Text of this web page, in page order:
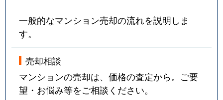
一般的なマンション売却の流れを説明しま
す。
売却相談
マンションの売却は、価格の査定から。ご要
望・お悩み等をご相談ください。